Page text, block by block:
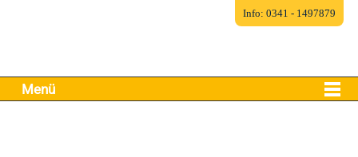
Menü
Info: 0341 - 1497879